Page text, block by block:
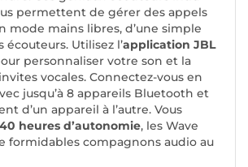
permettent de gérer des appels
mode mains libres, d’une simple
écouteurs. Utilisez l’application JBL
personnaliser votre son et la
vocales. Connectez-vous en
jusqu’à 8 appareils Bluetooth et
d’un appareil à l’autre. Vous
40 heures d’autonomie, les Wave
formidables compagnons audio au